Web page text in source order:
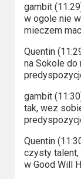
gambit
w ogole nie
mieczem
Quentin
na Sokole do
gambit
tak, wez
Quentin
czysty talent,
w Good Will